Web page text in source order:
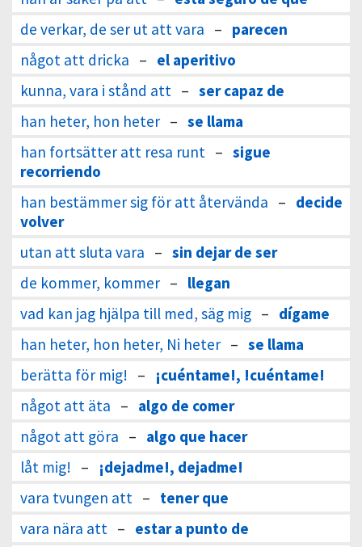
de verkar, de ser ut att vara – parecen
något att dricka – el aperitivo
kunna, vara i stånd att – ser capaz de
han heter, hon heter – se llama
han fortsätter att resa runt – sigue
recorriendo
han bestämmer sig för att återvända – decide
volver
utan att sluta vara – sin dejar de ser
de kommer, kommer – llegan
vad kan jag hjälpa till med, säg mig – dígame
han heter, hon heter, Ni heter – se llama
berätta för mig! –
¡cuéntame!, !cuéntame!
något att äta – algo de comer
något att göra – algo que hacer
låt mig! –
¡dejadme!, dejadme!
vara tvungen att – tener que
vara nära att – estar a punto de